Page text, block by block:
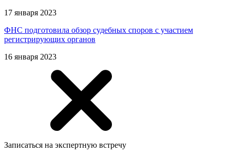
17 января 2023
ФНС подготовила обзор судебных споров с участием
регистрирующих органов
16 января 2023
Записаться на экспертную встречу